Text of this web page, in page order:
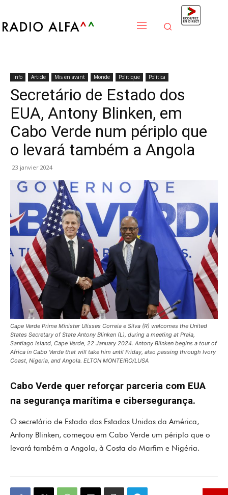
Info Article Mis en avant Monde Politique Política
Secretário de Estado dos
EUA, Antony Blinken, em
Cabo Verde num périplo que
o levará também a Angola
23 janvier 2024
Cape Verde Prime Minister Ulisses Correia e Silva (R) welcomes the United
States Secretary of State Antony Blinken (L), during a meeting at Praia,
Santiago Island, Cape Verde, 22 January 2024. Antony Blinken begins a tour of
Africa in Cabo Verde that will take him until Friday, also passing through Ivory
Coast, Nigeria, and Angola. ELTON MONTEIRO/LUSA
Cabo Verde quer reforçar parceria com EUA
na segurança marítima e cibersegurança.
O secretário de Estado dos Estados Unidos da América,
Antony Blinken, começou em Cabo Verde um périplo que o
levará também a Angola, à Costa do Marfim e Nigéria.